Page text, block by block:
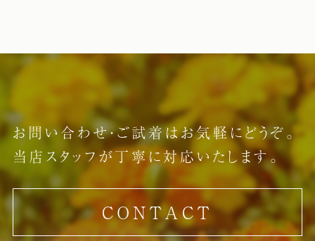
お問い合わせ・ご試着はお気軽にどうぞ。
当店スタッフが丁寧に対応いたします。
CONTACT